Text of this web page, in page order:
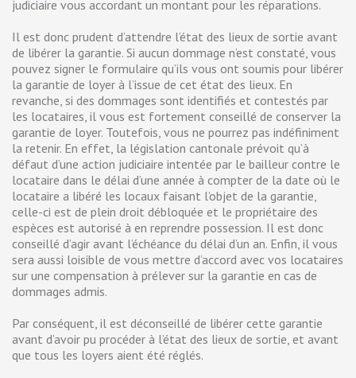
judiciaire vous accordant un montant pour les réparations.
Il est donc prudent d’attendre l’état des lieux de sortie avant
de libérer la garantie. Si aucun dommage n’est constaté, vous
pouvez signer le formulaire qu’ils vous ont soumis pour libérer
la garantie de loyer à l’issue de cet état des lieux. En
revanche, si des dommages sont identifiés et contestés par
les locataires, il vous est fortement conseillé de conserver la
garantie de loyer. Toutefois, vous ne pourrez pas indéfiniment
la retenir. En effet, la législation cantonale prévoit qu’à
défaut d’une action judiciaire intentée par le bailleur contre le
locataire dans le délai d’une année à compter de la date où le
locataire a libéré les locaux faisant l’objet de la garantie,
celle-ci est de plein droit débloquée et le propriétaire des
espèces est autorisé à en reprendre possession. Il est donc
conseillé d’agir avant l’échéance du délai d’un an. Enfin, il vous
sera aussi loisible de vous mettre d’accord avec vos locataires
sur une compensation à prélever sur la garantie en cas de
dommages admis.
Par conséquent, il est déconseillé de libérer cette garantie
avant d’avoir pu procéder à l’état des lieux de sortie, et avant
que tous les loyers aient été réglés.